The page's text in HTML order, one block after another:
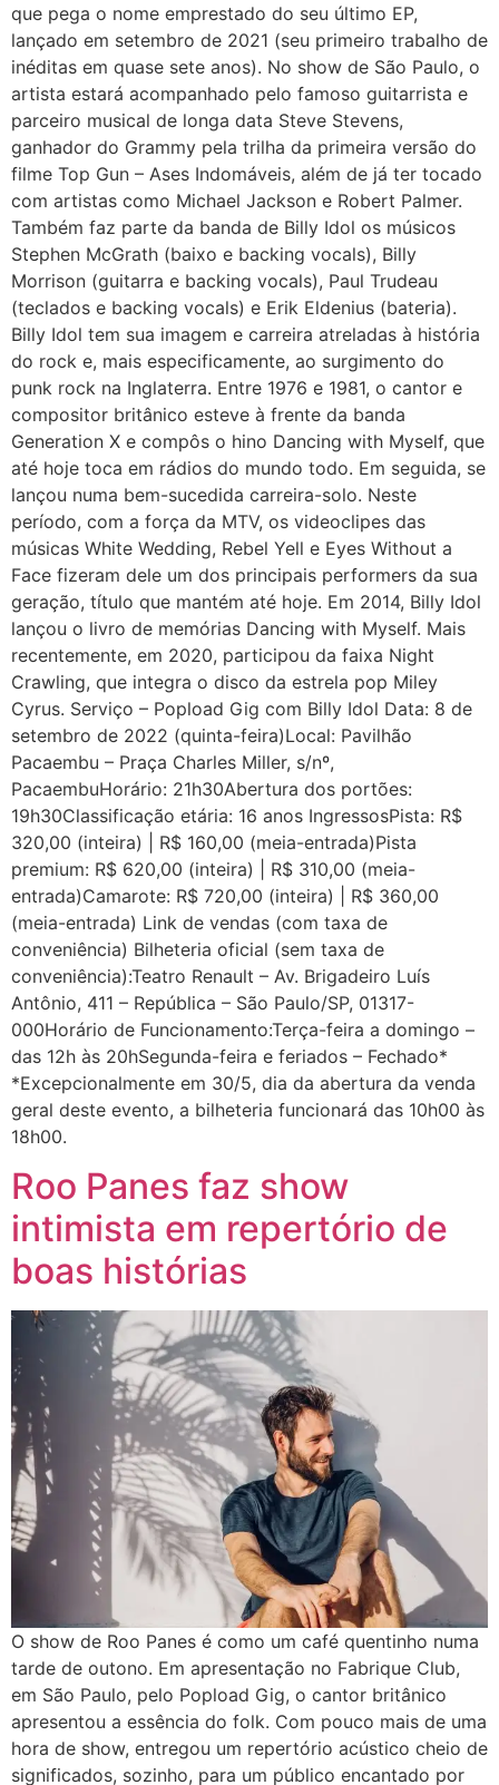
que pega o nome emprestado do seu último EP,
lançado em setembro de 2021 (seu primeiro trabalho de
inéditas em quase sete anos). No show de São Paulo, o
artista estará acompanhado pelo famoso guitarrista e
parceiro musical de longa data Steve Stevens,
ganhador do Grammy pela trilha da primeira versão do
filme Top Gun – Ases Indomáveis, além de já ter tocado
com artistas como Michael Jackson e Robert Palmer.
Também faz parte da banda de Billy Idol os músicos
Stephen McGrath (baixo e backing vocals), Billy
Morrison (guitarra e backing vocals), Paul Trudeau
(teclados e backing vocals) e Erik Eldenius (bateria).
Billy Idol tem sua imagem e carreira atreladas à história
do rock e, mais especificamente, ao surgimento do
punk rock na Inglaterra. Entre 1976 e 1981, o cantor e
compositor britânico esteve à frente da banda
Generation X e compôs o hino Dancing with Myself, que
até hoje toca em rádios do mundo todo. Em seguida, se
lançou numa bem-sucedida carreira-solo. Neste
período, com a força da MTV, os videoclipes das
músicas White Wedding, Rebel Yell e Eyes Without a
Face fizeram dele um dos principais performers da sua
geração, título que mantém até hoje. Em 2014, Billy Idol
lançou o livro de memórias Dancing with Myself. Mais
recentemente, em 2020, participou da faixa Night
Crawling, que integra o disco da estrela pop Miley
Cyrus. Serviço – Popload Gig com Billy Idol Data: 8 de
setembro de 2022 (quinta-feira)Local: Pavilhão
Pacaembu – Praça Charles Miller, s/nº,
PacaembuHorário: 21h30Abertura dos portões:
19h30Classificação etária: 16 anos IngressosPista: R$
320,00 (inteira) | R$ 160,00 (meia-entrada)Pista
premium: R$ 620,00 (inteira) | R$ 310,00 (meia-
entrada)Camarote: R$ 720,00 (inteira) | R$ 360,00
(meia-entrada) Link de vendas (com taxa de
conveniência) Bilheteria oficial (sem taxa de
conveniência):Teatro Renault – Av. Brigadeiro Luís
Antônio, 411 – República – São Paulo/SP, 01317-
000Horário de Funcionamento:Terça-feira a domingo –
das 12h às 20hSegunda-feira e feriados – Fechado*
*Excepcionalmente em 30/5, dia da abertura da venda
geral deste evento, a bilheteria funcionará das 10h00 às
18h00.
Roo Panes faz show
intimista em repertório de
boas histórias
O show de Roo Panes é como um café quentinho numa
tarde de outono. Em apresentação no Fabrique Club,
em São Paulo, pelo Popload Gig, o cantor britânico
apresentou a essência do folk. Com pouco mais de uma
hora de show, entregou um repertório acústico cheio de
significados, sozinho, para um público encantado por